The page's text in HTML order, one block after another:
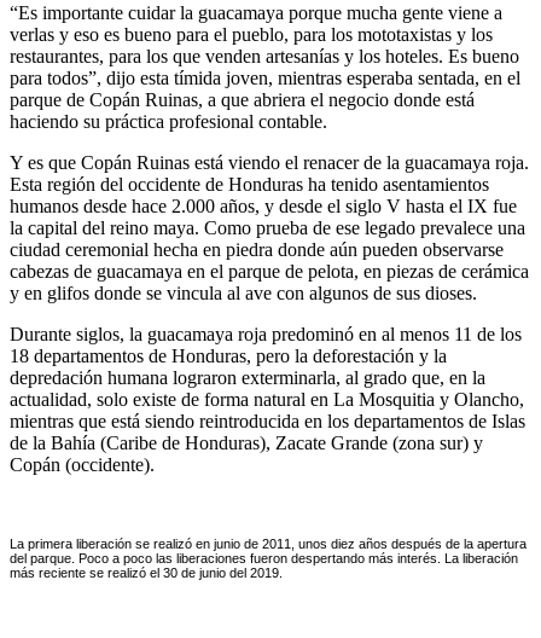
“Es importante cuidar la guacamaya porque mucha gente viene a
verlas y eso es bueno para el pueblo, para los mototaxistas y los
restaurantes, para los que venden artesanías y los hoteles. Es bueno
para todos”, dijo esta tímida joven, mientras esperaba sentada, en el
parque de Copán Ruinas, a que abriera el negocio donde está
haciendo su práctica profesional contable.
Y es que Copán Ruinas está viendo el renacer de la guacamaya roja.
Esta región del occidente de Honduras ha tenido asentamientos
humanos desde hace 2.000 años, y desde el siglo V hasta el IX fue
la capital del reino maya. Como prueba de ese legado prevalece una
ciudad ceremonial hecha en piedra donde aún pueden observarse
cabezas de guacamaya en el parque de pelota, en piezas de cerámica
y en glifos donde se vincula al ave con algunos de sus dioses.
Durante siglos, la guacamaya roja predominó en al menos 11 de los
18 departamentos de Honduras, pero la deforestación y la
depredación humana lograron exterminarla, al grado que, en la
actualidad, solo existe de forma natural en La Mosquitia y Olancho,
mientras que está siendo reintroducida en los departamentos de Islas
de la Bahía (Caribe de Honduras), Zacate Grande (zona sur) y
Copán (occidente).
La primera liberación se realizó en junio de 2011, unos diez años después de la apertura
del parque. Poco a poco las liberaciones fueron despertando más interés. La liberación
más reciente se realizó el 30 de junio del 2019.